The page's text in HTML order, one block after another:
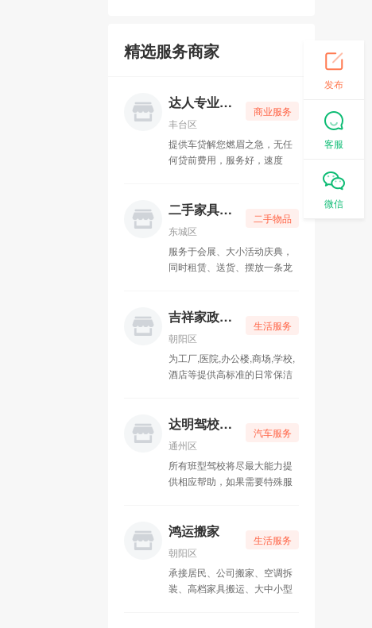
京派通二手车行
05-10
家济律所
05-10
挚诚博大教育
05-10
俊超车行
05-15
润泽幽居瑜伽
05-15
工商注册一条龙
05-15
吉祥家政保洁
05-15
盛邦昌达科技
05-10
达人专业贷款
05-10
达明驾校58陪练
05-10
鸿运搬家
精选服务商家
商业服务
达人专业贷款
丰台区
提供车贷解您燃眉之急，无任
何贷前费用，服务好，速度
京，所有贷款都是先息后本，
二手物品
二手家具回收
东城区
服务于会展、大小活动庆典，
同时租赁、送货、摆放一条龙
大客户的认可和肯定。
生活服务
吉祥家政保洁
朝阳区
为工厂,医院,办公楼,商场,学校,
酒店等提供高标准的日常保洁
各类场所消毒，专业大楼外墙
清洗，石材翻新、高空刷漆、
等业务
汽车服务
达明驾校58陪练
通州区
所有班型驾校将尽最大能力提
供相应帮助，如果需要特殊服
首付1000元零利率，科目一考
试当天补齐尾款，可开具驾校
正规发票
生活服务
鸿运搬家
朝阳区
承接居民、公司搬家、空调拆
装、高档家具搬运、大中小型
发布
客服
微信